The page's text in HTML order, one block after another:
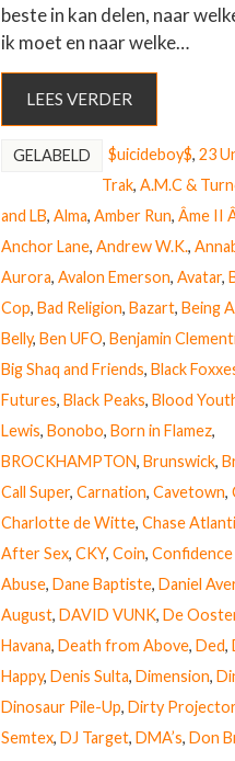
beste in kan delen, naar
ik moet en naar welke…
LEES VERDER
GELABELD $uicideboy$, 23
Trak, A.M.C &
and LB, Alma, Amber Run, Âme II
Anchor Lane, Andrew W.K.,
Aurora, Avalon Emerson, Avatar,
Cop, Bad Religion, Bazart, Being
Belly, Ben UFO, Benjamin
Big Shaq and Friends, Black
Futures, Black Peaks, Blood
Lewis, Bonobo, Born in Flamez,
BROCKHAMPTON, Brunswick,
Call Super, Carnation, Cavetown,
Charlotte de Witte, Chase
After Sex, CKY, Coin, Confidence
Abuse, Dane Baptiste, Daniel
August, DAVID VUNK, De
Havana, Death from Above, Ded,
Happy, Denis Sulta, Dimension,
Dinosaur Pile-Up, Dirty
Semtex, DJ Target, DMA’s, Don